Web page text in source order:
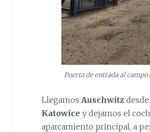
Puerta de entrada al campo
Llegamos Auschwitzdesde
Katowice y dejamos el
aparcamiento principal, a